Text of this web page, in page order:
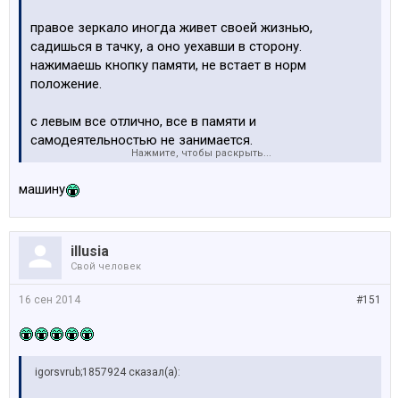
правое зеркало иногда живет своей жизнью,
садишься в тачку, а оно уехавши в сторону.
нажимаешь кнопку памяти, не встает в норм
положение.
с левым все отлично, все в памяти и
самодеятельностью не занимается.
Нажмите, чтобы раскрыть...
машину
illusia
Свой человек
#151
16 сен 2014
igorsvrub;1857924 сказал(а):